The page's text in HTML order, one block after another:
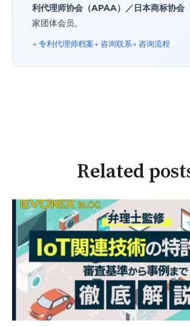
利代理师协会（APAA）／日本商标协会
家团体会员。
→ 专利代理师档案→ 咨询联系→ 咨询流程
Related